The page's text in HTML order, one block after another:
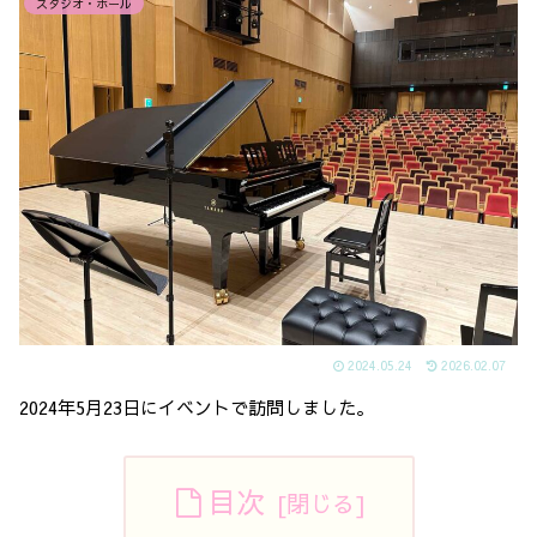
スタジオ・ホール
2024.05.24 2026.02.07
2024年5月23日にイベントで訪問しました。
目次